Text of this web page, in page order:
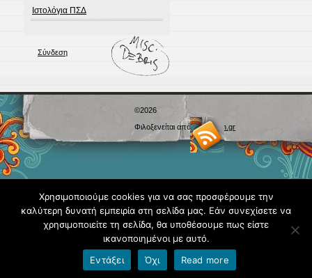
Ιστολόγια ΠΣΔ
Σύνδεση
©2026
Φιλοξενείται απόBlogs.sch.gr
Όροι χρήσης blogs.sch.gr|Δήλωση προσβασιμότητας
Χρησιμοποιούμε cookies για να σας προσφέρουμε την
καλύτερη δυνατή εμπειρία στη σελίδα μας. Εάν συνεχίσετε να
χρησιμοποιείτε τη σελίδα, θα υποθέσουμε πως είστε
ικανοποιημένοι με αυτό.
Εντάξει
Όχι Read more